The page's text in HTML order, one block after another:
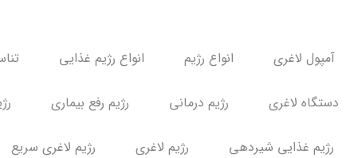
آمپول لاغری انواع رژیم انواع رژیم غذایی
دستگاه لاغری رژیم درمانی رژیم رفع بیماری
رژیم غذایی شیردهی رژیم لاغری رژیم لاغری سریع